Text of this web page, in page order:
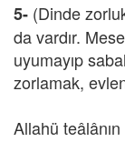
5- (Dinde
da vardır.
uyumayıp
zorlamak,
Allahü